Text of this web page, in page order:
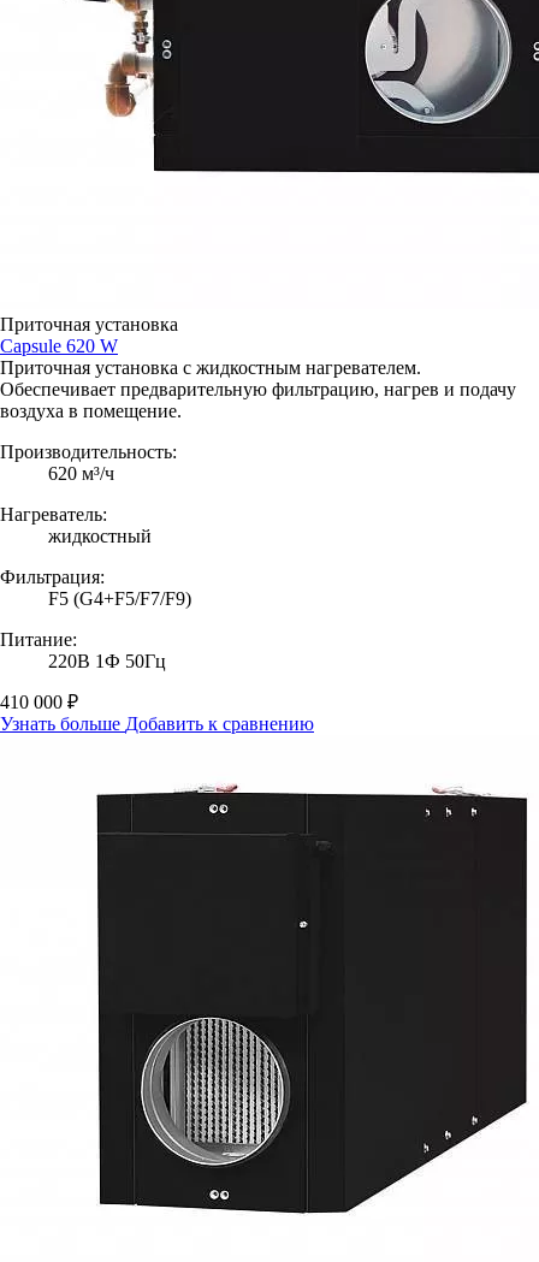
Приточная установка
Capsule 620 W
Приточная установка с жидкостным нагревателем.
Обеспечивает предварительную фильтрацию, нагрев и подачу
воздуха в помещение.
Производительность:
620 м³/ч
Нагреватель:
жидкостный
Фильтрация:
F5 (G4+F5/F7/F9)
Питание:
220В 1Ф 50Гц
410 000 ₽
Узнать больше Добавить к сравнению